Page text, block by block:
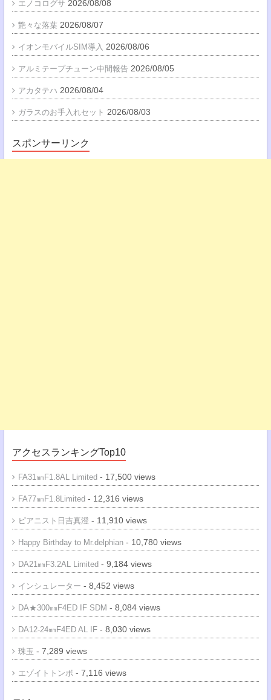
エノコログサ 2026/08/08
艶々な落葉 2026/08/07
イオンモバイルSIM導入 2026/08/06
アルミテープチューン中間報告 2026/08/05
アカタテハ 2026/08/04
ガラスのお手入れセット 2026/08/03
スポンサーリンク
アクセスランキングTop10
FA31㎜F1.8AL Limited- 17,500 views
FA77㎜F1.8Limited- 12,316 views
ピアニスト日吉真澄 - 11,910 views
Happy Birthday to Mr.delphian- 10,780 views
DA21㎜F3.2AL Limited- 9,184 views
インシュレーター - 8,452 views
DA★300㎜F4ED IF SDM - 8,084 views
DA12-24㎜F4ED AL IF- 8,030 views
珠玉 - 7,289 views
エゾイトトンボ - 7,116 views